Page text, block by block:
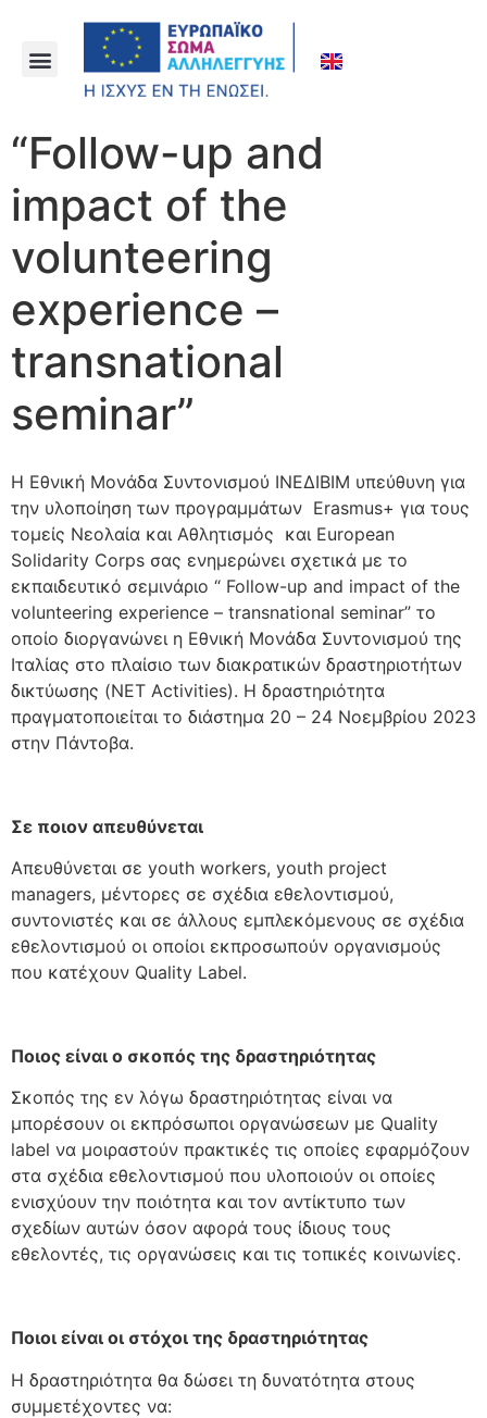
“Follow-up and
impact of the
volunteering
experience –
transnational
seminar”
Η Εθνική Μονάδα Συντονισμού ΙΝΕΔΙΒΙΜ υπεύθυνη για
την υλοποίηση των προγραμμάτων Erasmus+ για τους
τομείς Νεολαία και Αθλητισμός και European
Solidarity Corps σας ενημερώνει σχετικά με το
εκπαιδευτικό σεμινάριο “ Follow-up and impact of the
volunteering experience – transnational seminar” το
οποίο διοργανώνει η Εθνική Μονάδα Συντονισμού της
Ιταλίας στο πλαίσιο των διακρατικών δραστηριοτήτων
δικτύωσης (NET Activities). Η δραστηριότητα
πραγματοποιείται το διάστημα 20 – 24 Νοεμβρίου 2023
στην Πάντοβα.
Σε ποιον απευθύνεται
Απευθύνεται σε youth workers, youth project
managers, μέντορες σε σχέδια εθελοντισμού,
συντονιστές και σε άλλους εμπλεκόμενους σε σχέδια
εθελοντισμού οι οποίοι εκπροσωπούν οργανισμούς
που κατέχουν Quality Label.
Ποιος είναι ο σκοπός της δραστηριότητας
Σκοπός της εν λόγω δραστηριότητας είναι να
μπορέσουν οι εκπρόσωποι οργανώσεων με Quality
label να μοιραστούν πρακτικές τις οποίες εφαρμόζουν
στα σχέδια εθελοντισμού που υλοποιούν οι οποίες
ενισχύουν την ποιότητα και τον αντίκτυπο των
σχεδίων αυτών όσον αφορά τους ίδιους τους
εθελοντές, τις οργανώσεις και τις τοπικές κοινωνίες.
Ποιοι είναι οι στόχοι της δραστηριότητας
Η δραστηριότητα θα δώσει τη δυνατότητα στους
συμμετέχοντες να: